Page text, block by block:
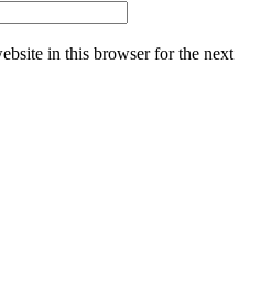
in this browser for the next